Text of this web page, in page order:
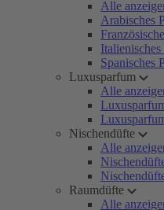
Alle
Arabisches
Spanisches
Luxusparfum
Alle
Nischendüfte
Alle
Raumdüfte
Alle